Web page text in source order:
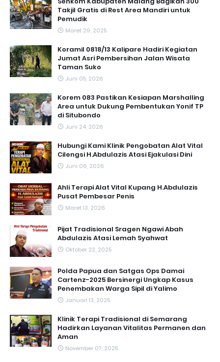
Takjil Gratis di Rest Area Mandiri untuk
Pemudik
Maret 29, 2025
Koramil 0818/13 Kalipare Hadiri Kegiatan
Jumat Asri Pembersihan Jalan Wisata
Taman Suko
Juni 05, 2026
Korem 083 Pastikan Kesiapan Marshalling
Area untuk Dukung Pembentukan Yonif TP
di Situbondo
Juni 24, 2026
Hubungi Kami Klinik Pengobatan Alat Vital
Cilengsi H.Abdulazis Atasi Ejakulasi Dini
Juni 06, 2026
Ahli Terapi Alat Vital Kupang H.Abdulazis
Pusat Pembesar Penis
Maret 13, 2026
Pijat Tradisional Sragen Ngawi Abah
Abdulazis Atasi Lemah Syahwat
Oktober 22, 2025
Polda Papua dan Satgas Ops Damai
Cartenz-2025 Bersinergi Ungkap Kasus
Penembakan Warga Sipil di Yalimo
Januari 13, 2025
Klinik Terapi Tradisional di Semarang
Hadirkan Layanan Vitalitas Permanen dan
Aman
November 07, 2025